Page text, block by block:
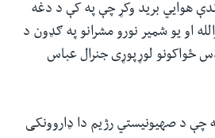
هوايي برید وکړ چې په کې د دغه
او یو شمیر نورو مشرانو په ګډون د
ځواکونو لوړپوړی جنرال عباس
چې د صهیونیستي رژیم دا ډاروونکی